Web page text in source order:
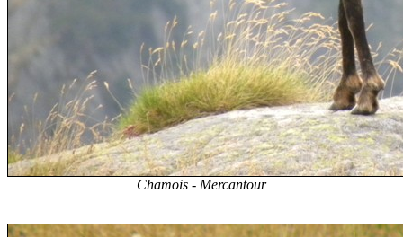
Chamois - Mercantour